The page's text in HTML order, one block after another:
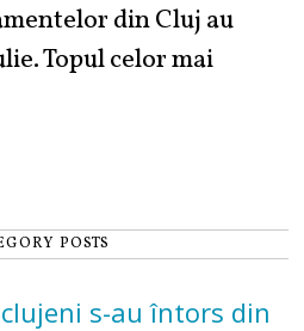
din Cluj au
Topul celor mai
POSTS
s-au întors din